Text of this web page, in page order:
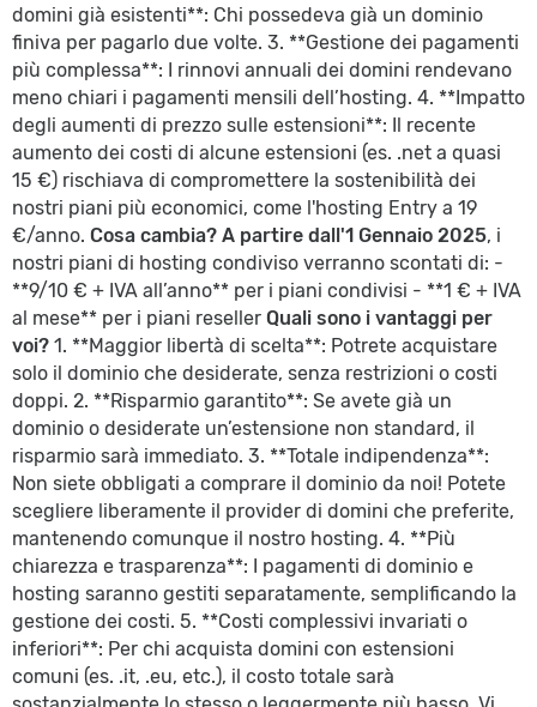
domini già esistenti**: Chi possedeva già un dominio
finiva per pagarlo due volte. 3. **Gestione dei pagamenti
più complessa**: I rinnovi annuali dei domini rendevano
meno chiari i pagamenti mensili dell’hosting. 4. **Impatto
degli aumenti di prezzo sulle estensioni**: Il recente
aumento dei costi di alcune estensioni (es. .net a quasi
15 €) rischiava di compromettere la sostenibilità dei
nostri piani più economici, come l'hosting Entry a 19
€/anno. Cosa cambia? A partire dall'1 Gennaio 2025, i
nostri piani di hosting condiviso verranno scontati di: -
**9/10 € + IVA all’anno** per i piani condivisi - **1 € + IVA
al mese** per i piani reseller Quali sono i vantaggi per
voi? 1. **Maggior libertà di scelta**: Potrete acquistare
solo il dominio che desiderate, senza restrizioni o costi
doppi. 2. **Risparmio garantito**: Se avete già un
dominio o desiderate un’estensione non standard, il
risparmio sarà immediato. 3. **Totale indipendenza**:
Non siete obbligati a comprare il dominio da noi! Potete
scegliere liberamente il provider di domini che preferite,
mantenendo comunque il nostro hosting. 4. **Più
chiarezza e trasparenza**: I pagamenti di dominio e
hosting saranno gestiti separatamente, semplificando la
gestione dei costi. 5. **Costi complessivi invariati o
inferiori**: Per chi acquista domini con estensioni
comuni (es. .it, .eu, etc.), il costo totale sarà